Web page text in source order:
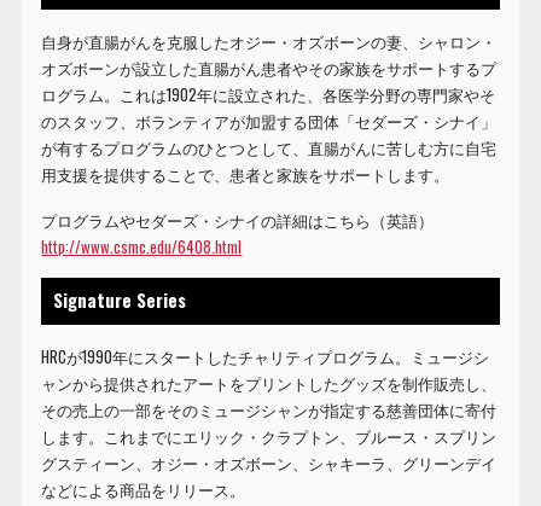
自身が直腸がんを克服したオジー・オズボーンの妻、シャロン・
オズボーンが設立した直腸がん患者やその家族をサポートするプ
ログラム。これは1902年に設立された、各医学分野の専門家やそ
のスタッフ、ボランティアが加盟する団体「セダーズ・シナイ」
が有するプログラムのひとつとして、直腸がんに苦しむ方に自宅
用支援を提供することで、患者と家族をサポートします。
プログラムやセダーズ・シナイの詳細はこちら（英語）
http://www.csmc.edu/6408.html
Signature Series
HRCが1990年にスタートしたチャリティプログラム。ミュージシ
ャンから提供されたアートをプリントしたグッズを制作販売し、
その売上の一部をそのミュージシャンが指定する慈善団体に寄付
します。これまでにエリック・クラプトン、ブルース・スプリン
グスティーン、オジー・オズボーン、シャキーラ、グリーンデイ
などによる商品をリリース。